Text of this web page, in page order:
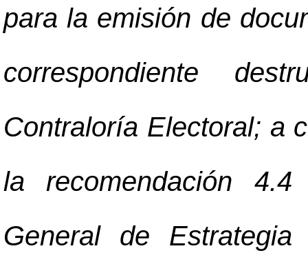
para la emisión de
correspondiente
Contraloría Electoral; a
la recomendación
General de